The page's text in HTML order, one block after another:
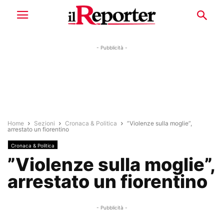
- Pubblicità -
Home Sezioni Cronaca & Politica
”Violenze sulla moglie”,
arrestato un fiorentino
Cronaca & Politica
”Violenze sulla moglie”,
arrestato un fiorentino
- Pubblicità -